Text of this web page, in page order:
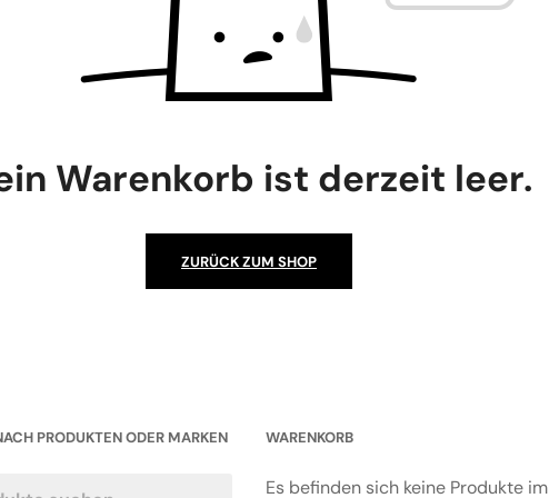
Warenkorb ist derzeit leer.
ZURÜCK ZUM SHOP
PRODUKTEN ODER MARKEN WARENKORB
Es befinden sich keine Produkte im